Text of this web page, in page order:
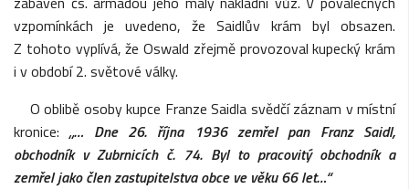
vzpomínkách je uvedeno, že Saidlův krám byl obsazen.
Z tohoto vyplívá, že Oswald zřejmě provozoval kupecký krám
i v období 2. světové války.
O oblibě osoby kupce Franze Saidla svědčí záznam v místní
kronice:„… Dne 26. října 1936 zemřel pan Franz Saidl,
obchodník v Zubrnicích č. 74. Byl to pracovitý obchodník a
zemřel jako člen zastupitelstva obce ve věku 66 let…“